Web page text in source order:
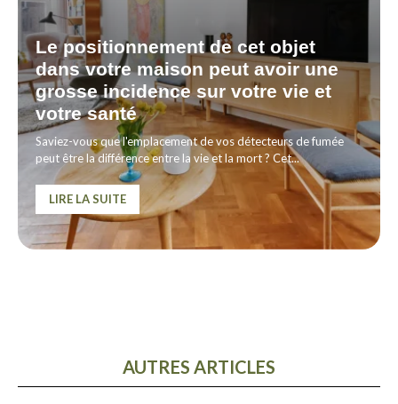
Le positionnement de cet objet
dans votre maison peut avoir une
grosse incidence sur votre vie et
votre santé
Saviez-vous que l'emplacement de vos détecteurs de fumée
peut être la différence entre la vie et la mort ? Cet...
LIRE LA SUITE
AUTRES ARTICLES